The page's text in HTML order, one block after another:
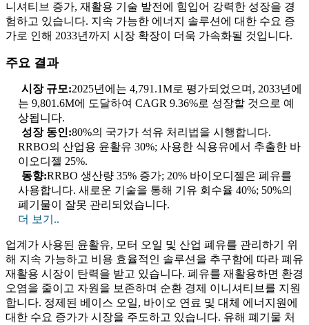
니셔티브 증가, 재활용 기술 발전에 힘입어 강력한 성장을 경
험하고 있습니다. 지속 가능한 에너지 솔루션에 대한 수요 증
가로 인해 2033년까지 시장 확장이 더욱 가속화될 것입니다.
주요 결과
시장 규모:2025년에는 4,791.1M로 평가되었으며, 2033년에
는 9,801.6M에 도달하여 CAGR 9.36%로 성장할 것으로 예
상됩니다.
성장 동인:80%의 국가가 석유 처리법을 시행합니다.
RRBO의 산업용 윤활유 30%; 사용한 식용유에서 추출한 바
이오디젤 25%.
동향:RRBO 생산량 35% 증가; 20% 바이오디젤은 폐유를
사용합니다. 새로운 기술을 통해 기유 회수율 40%; 50%의
폐기물이 잘못 관리되었습니다.
더 보기..
업계가 사용된 윤활유, 모터 오일 및 산업 폐유를 관리하기 위
해 지속 가능하고 비용 효율적인 솔루션을 추구함에 따라 폐유
재활용 시장이 탄력을 받고 있습니다. 폐유를 재활용하면 환경
오염을 줄이고 자원을 보존하며 순환 경제 이니셔티브를 지원
합니다. 정제된 베이스 오일, 바이오 연료 및 대체 에너지원에
대한 수요 증가가 시장을 주도하고 있습니다. 유해 폐기물 처